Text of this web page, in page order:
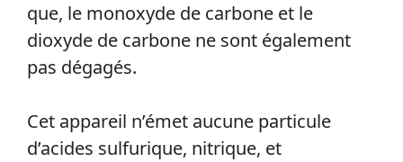
que, le monoxyde de carbone et le
dioxyde de carbone ne sont également
pas dégagés.
Cet appareil n’émet aucune particule
d’acides sulfurique, nitrique, et